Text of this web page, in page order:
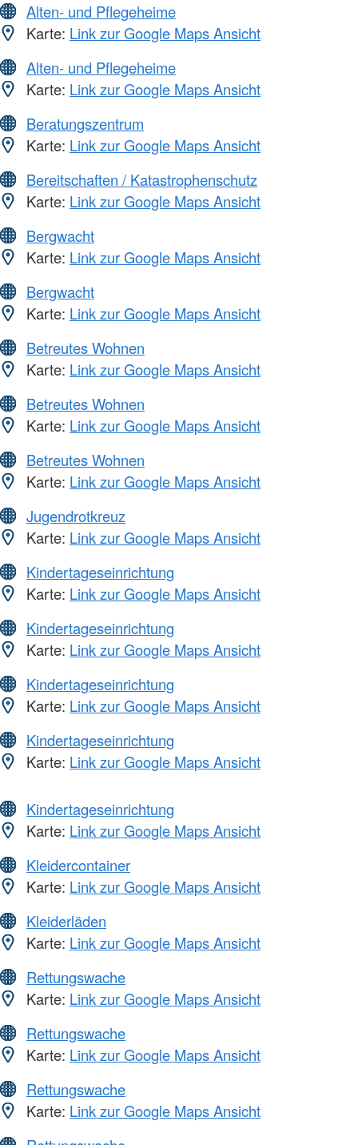
Alten- und Pflegeheime
Karte: Link zur Google Maps Ansicht
Alten- und Pflegeheime
Karte: Link zur Google Maps Ansicht
Beratungszentrum
Karte: Link zur Google Maps Ansicht
Bereitschaften / Katastrophenschutz
Karte: Link zur Google Maps Ansicht
Bergwacht
Karte: Link zur Google Maps Ansicht
Bergwacht
Karte: Link zur Google Maps Ansicht
Betreutes Wohnen
Karte: Link zur Google Maps Ansicht
Betreutes Wohnen
Karte: Link zur Google Maps Ansicht
Betreutes Wohnen
Karte: Link zur Google Maps Ansicht
Jugendrotkreuz
Karte: Link zur Google Maps Ansicht
Kindertageseinrichtung
Karte: Link zur Google Maps Ansicht
Kindertageseinrichtung
Karte: Link zur Google Maps Ansicht
Kindertageseinrichtung
Karte: Link zur Google Maps Ansicht
Kindertageseinrichtung
Karte: Link zur Google Maps Ansicht
Kindertageseinrichtung
Karte: Link zur Google Maps Ansicht
Kleidercontainer
Karte: Link zur Google Maps Ansicht
Kleiderläden
Karte: Link zur Google Maps Ansicht
Rettungswache
Karte: Link zur Google Maps Ansicht
Rettungswache
Karte: Link zur Google Maps Ansicht
Rettungswache
Karte: Link zur Google Maps Ansicht